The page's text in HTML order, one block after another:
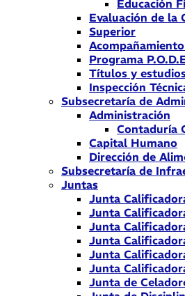
Educación
Evaluación de la
Superior
Programa
Títulos y
Inspección
Subsecretaría de
Administración
Contaduría
Capital Humano
Dirección de
Subsecretaría de
Juntas
Junta
Junta
Junta
Junta
Junta
Junta
Junta de